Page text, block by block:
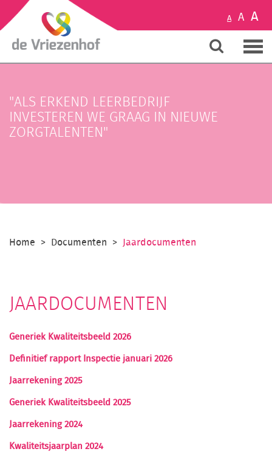
A A A
"ALS ERKEND LEERBEDRIJF
INVESTEREN WE GRAAG IN NIEUWE
ZORGTALENTEN"
Home Documenten Jaardocumenten
JAARDOCUMENTEN
Generiek Kwaliteitsbeeld 2026
Definitief rapport Inspectie januari 2026
Jaarrekening 2025
Generiek Kwaliteitsbeeld 2025
Jaarrekening 2024
Kwaliteitsjaarplan 2024